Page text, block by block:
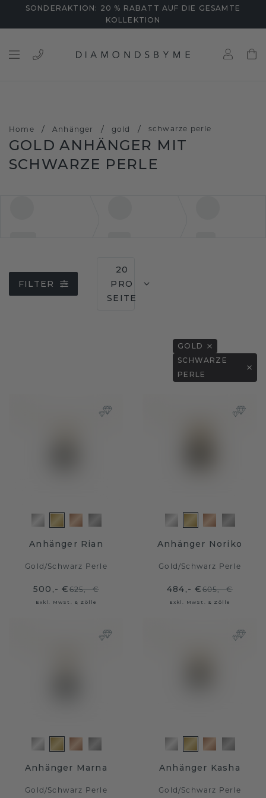
SONDERAKTION: 20 % RABATT AUF DIE GESAMTE
KOLLEKTION
Home / Anhänger / gold / schwarze perle
GOLD ANHÄNGER MIT
SCHWARZE PERLE
FILTER
20
PRO
SEITE
GOLD
SCHWARZE
PERLE
Anhänger Rian
Gold/Schwarz Perle
500,- €625,- €
Exkl. MwSt. & Zölle
Anhänger Noriko
Gold/Schwarz Perle
484,- €605,- €
Exkl. MwSt. & Zölle
Anhänger Marna
Gold/Schwarz Perle
Anhänger Kasha
Gold/Schwarz Perle